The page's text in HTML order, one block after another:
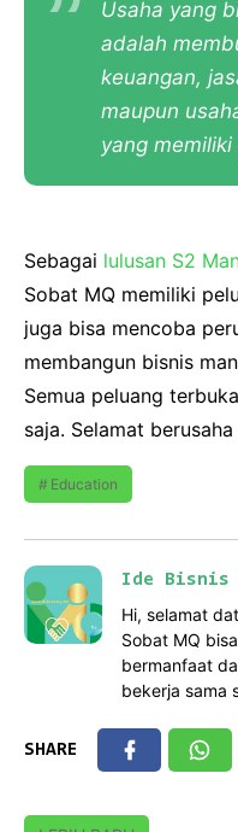
Usaha yang
adalah
keuangan,
maupun
yang
Sebagai lulusan S2
Sobat MQ memiliki
juga bisa mencoba
membangun bisnis
Semua peluang
saja. Selamat berusaha
Education
Ide Bisnis
Hi, selamat
Sobat MQ
bermanfaat
bekerja sama
SHARE